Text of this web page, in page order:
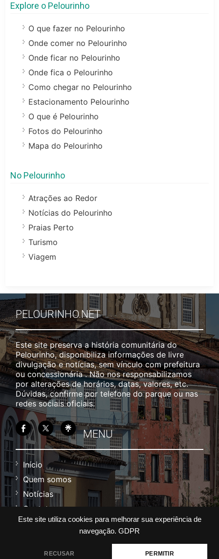
Este site utiliza cookies para melhorar sua experiência de
navegação. GDPR
RECUSAR PERMITIR
Explore o Pelourinho
O que fazer no Pelourinho
Onde comer no Pelourinho
Onde ficar no Pelourinho
Onde fica o Pelourinho
Como chegar no Pelourinho
Estacionamento Pelourinho
O que é Pelourinho
Fotos do Pelourinho
Mapa do Pelourinho
No Pelourinho
Atrações ao Redor
Notícias do Pelourinho
Praias Perto
Turismo
Viagem
PELOURINHO.NET
Este site preserva a história comunitária do
Pelourinho, disponibiliza informações de livre
divulgação e notícias, sem vínculo com prefeitura
ou concessionária . Não nos responsabilizamos
por alterações de horários, datas, valores, etc.
Dúvidas, confirme por telefone do parque ou nas
redes sociais oficiais.
MENU
Início
Quem somos
Notícias
Contato
Política